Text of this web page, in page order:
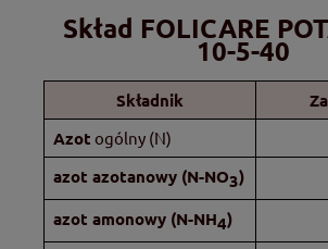
Skład FOLICARE
10-5-40
Składnik
Azot ogólny (N)
azot azotanowy (N-NO3)
azot amonowy (N-NH4)